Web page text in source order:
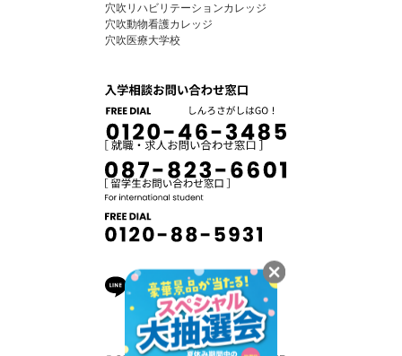
穴吹リハビリテーションカレッジ
穴吹動物看護カレッジ
穴吹医療大学校